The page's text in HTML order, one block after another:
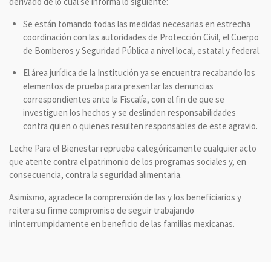
Se están tomando todas las medidas necesarias en estrecha
coordinación con las autoridades de Protección Civil, el Cuerpo
de Bomberos y Seguridad Pública a nivel local, estatal y federal.
El área jurídica de la Institución ya se encuentra recabando los
elementos de prueba para presentar las denuncias
correspondientes ante la Fiscalía, con el fin de que se
investiguen los hechos y se deslinden responsabilidades
contra quien o quienes resulten responsables de este agravio.
Leche Para el Bienestar reprueba categóricamente cualquier acto
que atente contra el patrimonio de los programas sociales y, en
consecuencia, contra la seguridad alimentaria.
Asimismo, agradece la comprensión de las y los beneficiarios y
reitera su firme compromiso de seguir trabajando
ininterrumpidamente en beneficio de las familias mexicanas.